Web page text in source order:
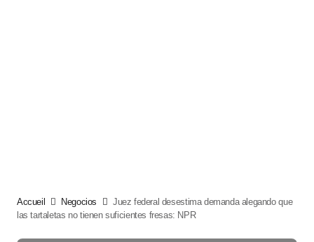
Accueil Negocios
Juez federal desestima demanda alegando que
las tartaletas no tienen suficientes fresas: NPR